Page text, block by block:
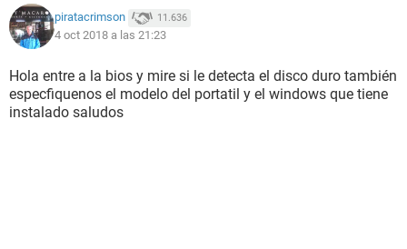
piratacrimson 11.636
4 oct 2018 a las 21:23
Hola entre a la bios y mire si le detecta el disco duro también
especfiquenos el modelo del portatil y el windows que tiene
instalado saludos